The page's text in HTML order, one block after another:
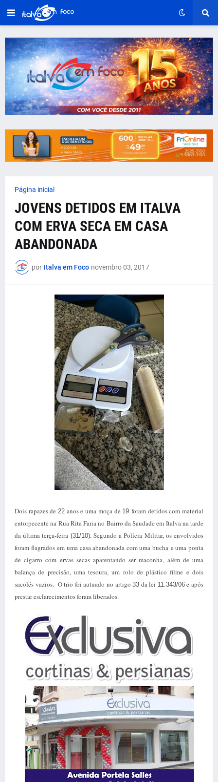
Página inicial
JOVENS DETIDOS EM ITALVA
COM ERVA SECA EM CASA
ABANDONADA
por Italva em Foco novembro 03, 2017
Dois rapazes de22 anos e uma moça de 19 foram detidos com material
entorpecente na Rua Rita Faria no Bairro da Saudade em Italva na tarde
da última terça-feira (31/10). Segundo a Polícia Militar, os envolvidos
foram flagrados em uma casa abandonada com uma bucha e uma ponta
de cigarro com ervas secas aparentando ser maconha, além de uma
balança de precisão, uma tesoura, um rolo de plástico filme e dois
sacolés vazios. O trio foi autuado no artigo33 da lei 11.343/06e após
prestar esclarecimentos foram liberados.